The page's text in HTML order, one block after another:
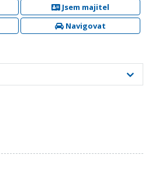
Jsem majitel
Navigovat